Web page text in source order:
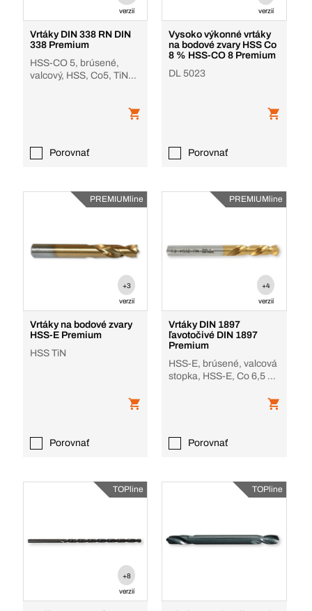
verzií
Vrtáky DIN 338 RN DIN
338 Premium
HSS-CO 5, brúsené,
valcový, HSS, Co5, TiN
Porovnať
verzií
Vysoko výkonné vrtáky
na bodové zvary HSS Co
8 % HSS-CO 8 Premium
DL 5023
Porovnať
PREMIUMline
+3
verzií
Vrtáky na bodové zvary
HSS-E Premium
HSS TiN
Porovnať
PREMIUMline
+4
verzií
Vrtáky DIN 1897
ľavotočivé DIN 1897
Premium
HSS-E, brúsené, valcová
stopka, HSS-E, Co 6,5 %,
Porovnať
TOPline
+8
verzií
TOPline